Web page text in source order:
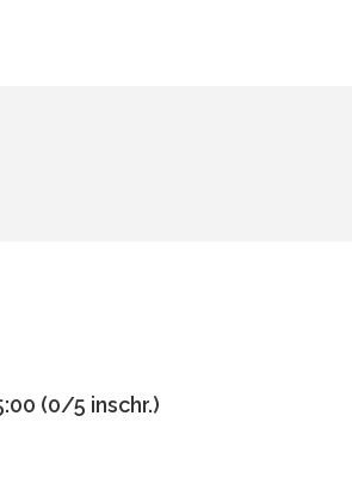
(0/5 inschr.)